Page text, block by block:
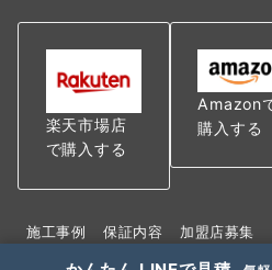
楽天市場店
で購入する
Amazon
購入する
施工事例 保証内容 加盟店募集
特定商取引法に基づく表記